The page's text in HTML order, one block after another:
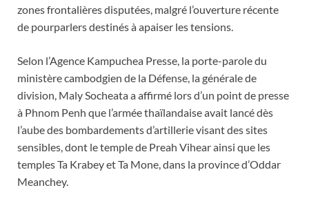
zones frontalières disputées, malgré l’ouverture récente
de pourparlers destinés à apaiser les tensions.
Selon l’Agence Kampuchea Presse, la porte-parole du
ministère cambodgien de la Défense, la générale de
division, Maly Socheata a affirmé lors d’un point de presse
à Phnom Penh que l’armée thaïlandaise avait lancé dès
l’aube des bombardements d’artillerie visant des sites
sensibles, dont le temple de Preah Vihear ainsi que les
temples Ta Krabey et Ta Mone, dans la province d’Oddar
Meanchey.